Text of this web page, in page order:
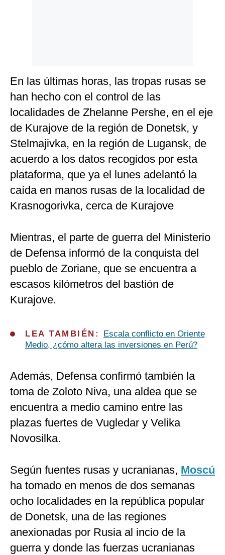
En las últimas horas, las tropas rusas se
han hecho con el control de las
localidades de Zhelanne Pershe, en el eje
de Kurajove de la región de Donetsk, y
Stelmajivka, en la región de Lugansk, de
acuerdo a los datos recogidos por esta
plataforma, que ya el lunes adelantó la
caída en manos rusas de la localidad de
Krasnogorivka, cerca de Kurajove
Mientras, el parte de guerra del Ministerio
de Defensa informó de la conquista del
pueblo de Zoriane, que se encuentra a
escasos kilómetros del bastión de
Kurajove.
LEA TAMBIÉN:
Escala conflicto en Oriente
Medio, ¿cómo altera las inversiones en Perú?
Además, Defensa confirmó también la
toma de Zoloto Niva, una aldea que se
encuentra a medio camino entre las
plazas fuertes de Vugledar y Velika
Novosilka.
Según fuentes rusas y ucranianas, Moscú
ha tomado en menos de dos semanas
ocho localidades en la república popular
de Donetsk, una de las regiones
anexionadas por Rusia al incio de la
guerra y donde las fuerzas ucranianas